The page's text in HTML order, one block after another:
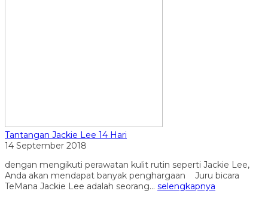
Tantangan Jackie Lee 14 Hari
14 September 2018
dengan mengikuti perawatan kulit rutin seperti Jackie Lee,
Anda akan mendapat banyak penghargaan Juru bicara
TeMana Jackie Lee adalah seorang... selengkapnya